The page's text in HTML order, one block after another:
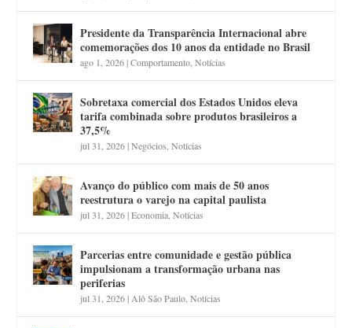
Presidente da Transparência Internacional abre
comemorações dos 10 anos da entidade no Brasil
ago 1, 2026|Comportamento ,Notícias
Sobretaxa comercial dos Estados Unidos eleva
tarifa combinada sobre produtos brasileiros a
37,5%
jul 31, 2026|Negócios ,Notícias
Avanço do público com mais de 50 anos
reestrutura o varejo na capital paulista
jul 31, 2026|Economia ,Notícias
Parcerias entre comunidade e gestão pública
impulsionam a transformação urbana nas
periferias
jul 31, 2026| Alô São Paulo ,Notícias